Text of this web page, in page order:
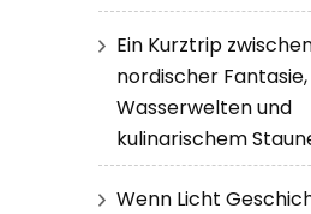
Ein Kurztrip
nordischer Fantasie,
Wasserwelten und
kulinarischem
Wenn Licht